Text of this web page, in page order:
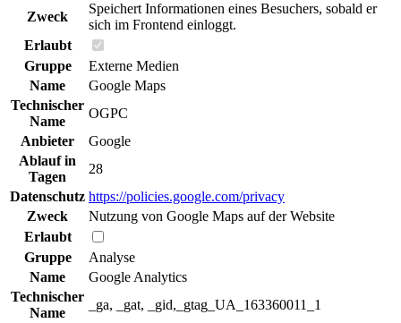
Zweck
Speichert Informationen eines Besuchers, sobald er
sich im Frontend einloggt.
Erlaubt
Gruppe
Externe Medien
Name
Google Maps
Technischer
Name
OGPC
Anbieter
Google
Ablauf in
Tagen
28
Datenschutz https://policies.google.com/privacy
Zweck
Nutzung von Google Maps auf der Website
Erlaubt
Gruppe
Analyse
Name
Google Analytics
Technischer
Name
_ga, _gat, _gid,_gtag_UA_163360011_1